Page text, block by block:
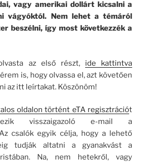
vagy amerikai dollárt kicsalni a
vágyóktól. Nem lehet a témáról
beszélni, így most következzék a
az első részt, ide kattintva
is, hogy olvassa el, azt követően
az itt leírtakat. Köszönöm!
oldalon történt eTA regisztrációt
visszaigazoló e-mail a
csalók egyik célja, hogy a lehető
tudják altatni a gyanakvást a
Na, nem hetekről, vagy